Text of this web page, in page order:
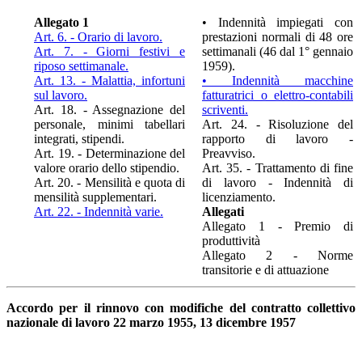
Allegato 1
Art. 6. - Orario di lavoro.
Art. 7. - Giorni festivi e
riposo settimanale.
Art. 13. - Malattia, infortuni
sul lavoro.
Art. 18. - Assegnazione del
personale, minimi tabellari
integrati, stipendi.
Art. 19. - Determinazione del
valore orario dello stipendio.
Art. 20. - Mensilità e quota di
mensilità supplementari.
Art. 22. - Indennità varie.
• Indennità impiegati con
prestazioni normali di 48 ore
settimanali (46 dal 1° gennaio
1959).
• Indennità macchine
fatturatrici o elettro-contabili
scriventi.
Art. 24. - Risoluzione del
rapporto di lavoro -
Preavviso.
Art. 35. - Trattamento di fine
di lavoro - Indennità di
licenziamento.
Allegati
Allegato 1 - Premio di
produttività
Allegato 2 - Norme
transitorie e di attuazione
Accordo per il rinnovo con modifiche del contratto collettivo
nazionale di lavoro 22 marzo 1955, 13 dicembre 1957